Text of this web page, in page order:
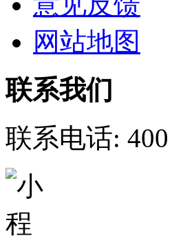
网站地图
联系我们
联系电话: